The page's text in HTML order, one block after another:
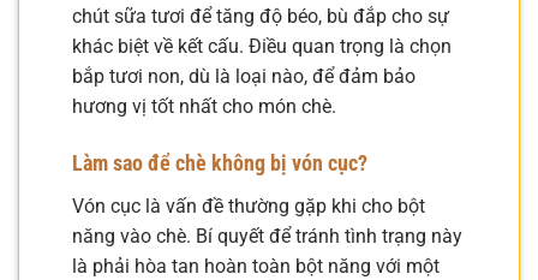
chút sữa tươi để tăng độ béo, bù đắp cho sự
khác biệt về kết cấu. Điều quan trọng là chọn
bắp tươi non, dù là loại nào, để đảm bảo
hương vị tốt nhất cho món chè.
Làm sao để chè không bị vón cục?
Vón cục là vấn đề thường gặp khi cho bột
năng vào chè. Bí quyết để tránh tình trạng này
là phải hòa tan hoàn toàn bột năng với một